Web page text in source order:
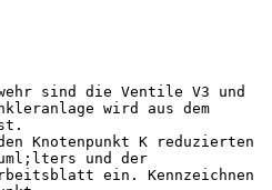
sind die Ventile V3 und
wird aus dem
Knotenpunkt K reduzierten
und der
ein. Kennzeichnen